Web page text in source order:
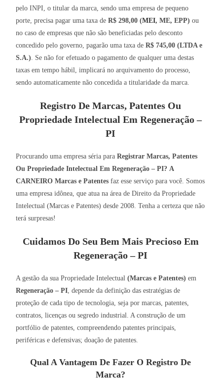
pelo INPI, o titular da marca, sendo uma empresa de pequeno
porte, precisa pagar uma taxa deR$ 298,00 (MEI, ME, EPP) ou
no caso de empresas que não são beneficiadas pelo desconto
concedido pelo governo, pagarão uma taxa deR$ 745,00 (LTDA e
S.A.) . Se não for efetuado o pagamento de qualquer uma destas
taxas em tempo hábil, implicará no arquivamento do processo,
sendo automaticamente não concedida a titularidade da marca.
Registro De Marcas, Patentes Ou
Propriedade Intelectual Em Regeneração –
PI
Procurando uma empresa séria paraRegistrar Marcas, Patentes
Ou Propriedade Intelectual Em Regeneração – PI? A
CARNEIRO Marcas e Patentes faz esse serviço para você. Somos
uma empresa idônea, que atua na área de Direito da Propriedade
Intelectual (Marcas e Patentes) desde 2008. Tenha a certeza que não
terá surpresas!
Cuidamos Do Seu Bem Mais Precioso Em
Regeneração – PI
A gestão da sua Propriedade Intelectual(Marcas e Patentes) em
Regeneração – PI , depende da definição das estratégias de
proteção de cada tipo de tecnologia, seja por marcas, patentes,
contratos, licenças ou segredo industrial. A construção de um
portfólio de patentes, compreendendo patentes principais,
periféricas e defensivas; doação de patentes.
Qual A Vantagem De Fazer O Registro De
Marca?